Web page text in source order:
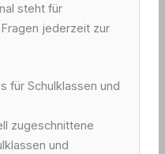
steht für
jederzeit zur
für Schulklassen und
zugeschnittene
und